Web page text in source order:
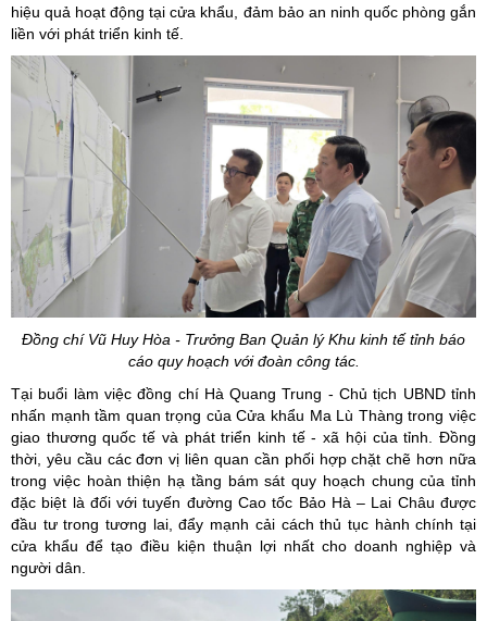
hiệu quả hoạt động tại cửa khẩu, đảm bảo an ninh quốc phòng gắn
liền với phát triển kinh tế.
Đồng chí Vũ Huy Hòa - Trưởng Ban Quản lý Khu kinh tế tỉnh báo
cáo quy hoạch với đoàn công tác.
Tại buổi làm việc đồng chí Hà Quang Trung - Chủ tịch UBND tỉnh
nhấn mạnh tầm quan trọng của Cửa khẩu Ma Lù Thàng trong việc
giao thương quốc tế và phát triển kinh tế - xã hội của tỉnh. Đồng
thời, yêu cầu các đơn vị liên quan cần phối hợp chặt chẽ hơn nữa
trong việc hoàn thiện hạ tầng bám sát quy hoạch chung của tỉnh
đặc biệt là đối với tuyến đường Cao tốc Bảo Hà – Lai Châu được
đầu tư trong tương lai, đẩy mạnh cải cách thủ tục hành chính tại
cửa khẩu để tạo điều kiện thuận lợi nhất cho doanh nghiệp và
người dân.